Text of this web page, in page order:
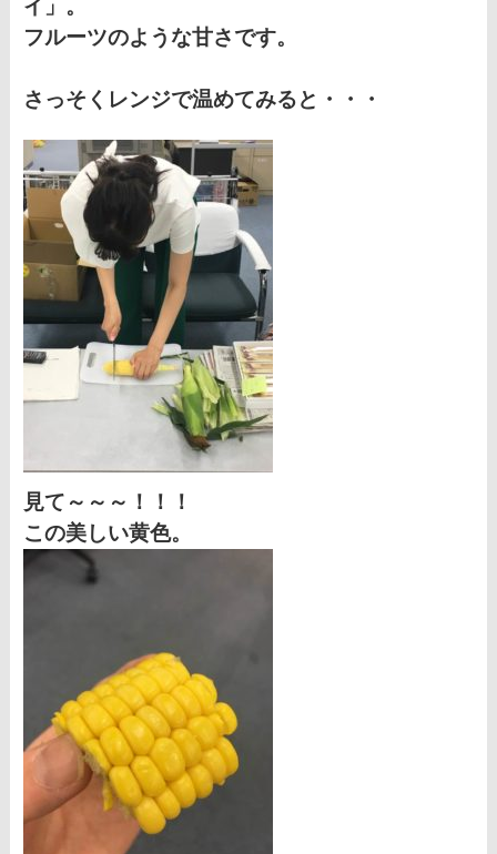
イ」。
フルーツのような甘さです。
さっそくレンジで温めてみると・・・
見て～～～！！！
この美しい黄色。